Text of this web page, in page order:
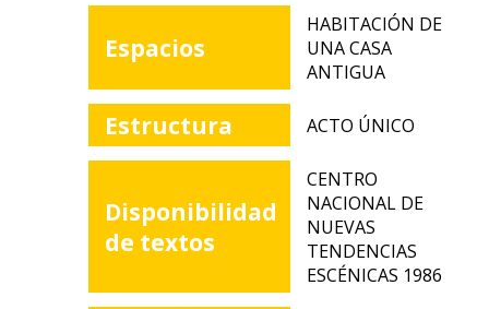
Espacios
HABITACIÓN DE
UNA CASA
ANTIGUA
Estructura ACTO ÚNICO
Disponibilidad
de textos
CENTRO
NACIONAL DE
NUEVAS
TENDENCIAS
ESCÉNICAS 1986